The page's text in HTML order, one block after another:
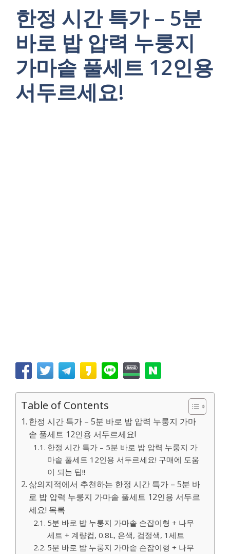
한정 시간 특가 – 5분
바로 밥 압력 누룽지
가마솥 풀세트 12인용
서두르세요!
Table of Contents
한정 시간 특가 – 5분 바로 밥 압력 누룽지 가마
솥 풀세트 12인용 서두르세요!
한정 시간 특가 – 5분 바로 밥 압력 누룽지 가
마솥 풀세트 12인용 서두르세요! 구매에 도움
이 되는 팁!!
삶의지적에서 추천하는 한정 시간 특가 – 5분 바
로 밥 압력 누룽지 가마솥 풀세트 12인용 서두르
세요! 목록
5분 바로 밥 누룽지 가마솥 손잡이형 + 나무
세트 + 계량컵, 0.8L, 은색, 검정색, 1세트
5분 바로 밥 누룽지 가마솥 손잡이형 + 나무